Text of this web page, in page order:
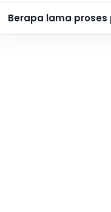
Berapa lama proses